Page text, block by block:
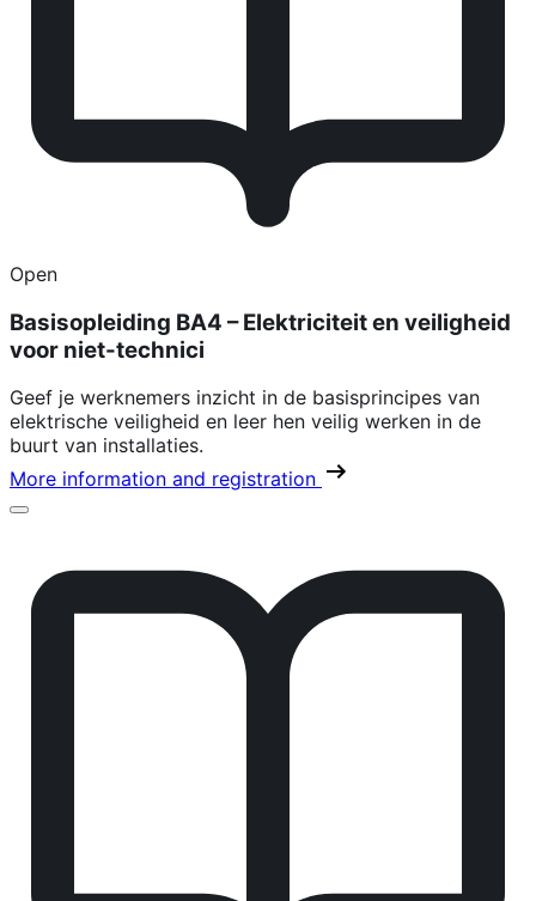
Open
Basisopleiding BA4 – Elektriciteit en veiligheid
voor niet-technici
Geef je werknemers inzicht in de basisprincipes van
elektrische veiligheid en leer hen veilig werken in de
buurt van installaties.
More information and registration